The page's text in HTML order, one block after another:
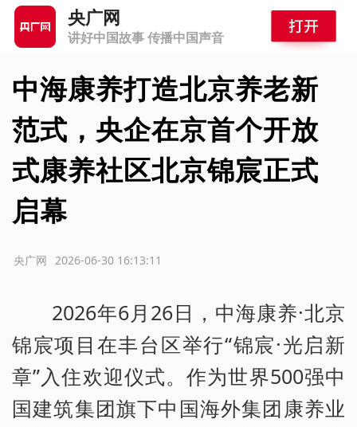
央广网
讲好中国故事 传播中国声音
中海康养打造北京养老新
范式，央企在京首个开放
式康养社区北京锦宸正式
启幕
2026-06-30 16:13:11
央广网
2026年6月26日，中海康养·北京
锦宸项目在丰台区举行“锦宸·光启新
章”入住欢迎仪式。作为世界500强中
国建筑集团旗下中国海外集团康养业